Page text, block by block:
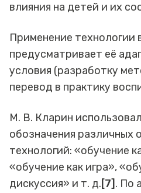
влияния на детей и их
Применение технологии
предусматривает её
условия (разработку
перевод в практику
М. В. Кларин
обозначения различных
технологий: «обучение
«обучение как игра»,
дискуссия» и т. д.[7] . По